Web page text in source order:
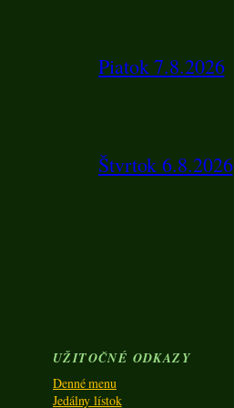
Piatok 7.8.2026
Štvrtok 6.8.2026
UŽITOČNÉ ODKAZY
Denné menu
Jedálny lístok